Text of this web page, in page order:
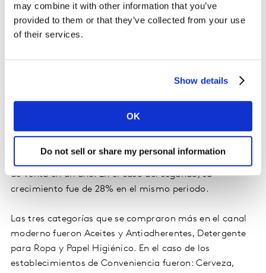
may combine it with other information that you’ve
provided to them or that they’ve collected from your use
of their services.
Show details
OK
Do not sell or share my personal information
¿Dónde se compra más en la temporada de
Los canales de compra ganadores para adquirir algún
producto en la temporada de ofertas de verano son los
65% a 69% del gasto total compartido entre los puntos
de venta en un año. En el caso del segundo, su
crecimiento fue de 28% en el mismo periodo.
Las tres categorías que se compraron más en el canal
moderno fueron Aceites y Antiadherentes, Detergente
para Ropa y Papel Higiénico. En el caso de los
establecimientos de Conveniencia fueron: Cerveza,